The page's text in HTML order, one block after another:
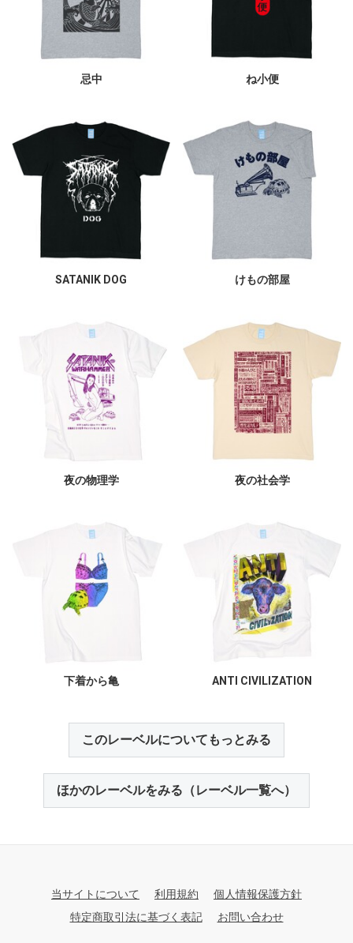
忌中 ね小便
SATANIK DOG けもの部屋
夜の物理学 夜の社会学
下着から亀 ANTI CIVILIZATION
このレーベルについてもっとみる
ほかのレーベルをみる（レーベル一覧へ）
当サイトについて 利用規約
個人情報保護方針
特定商取引法に基づく表記
お問い合わせ